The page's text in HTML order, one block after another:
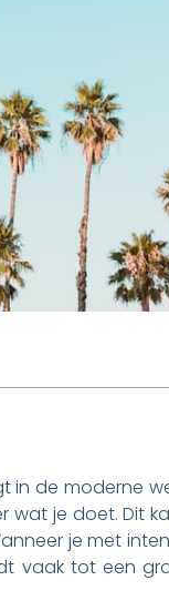
de moderne
je doet. Dit
je met
vaak tot een